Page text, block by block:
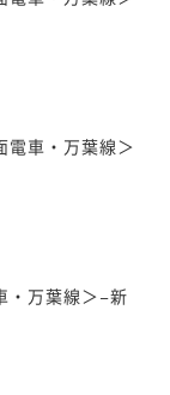
車・万葉線＞
・万葉線＞−新